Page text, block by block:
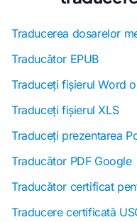
Traducerea dosarelor
Traducător EPUB
Traduceți fișierul Word
Traduceți fișierul XLS
Traduceți prezentarea
Traducător PDF Google
Traducător certificat
Traducere certificată